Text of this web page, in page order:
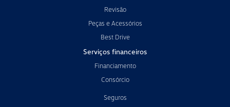
Revisão
Peças e Acessórios
Best Drive
Serviços financeiros
Financiamento
Consórcio
Seguros